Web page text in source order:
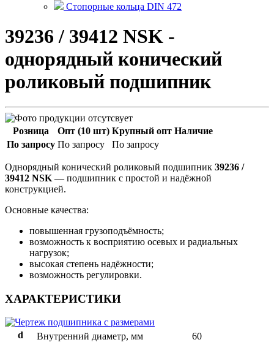
Стопорные кольца DIN 472
39236 / 39412 NSK -
однорядный конический
роликовый подшипник
Розница Опт (10 шт) Крупный опт Наличие
По запросу По запросу По запросу
Однорядный конический роликовый подшипник 39236 /
39412 NSK — подшипник с простой и надёжной
конструкцией.
Основные качества:
повышенная грузоподъёмность;
возможность к восприятию осевых и радиальных
нагрузок;
высокая степень надёжности;
возможность регулировки.
ХАРАКТЕРИСТИКИ
d Внутренний диаметр, мм
60